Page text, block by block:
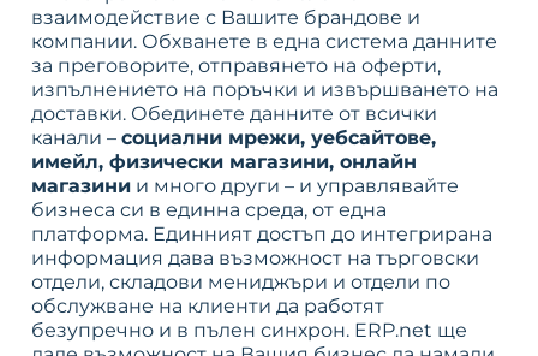
взаимодействие с Вашите брандове и
компании. Обхванете в една система данните
за преговорите, отправянето на оферти,
изпълнението на поръчки и извършването на
доставки. Обединете данните от всички
канали – социални мрежи, уебсайтове,
имейл, физически магазини, онлайн
магазини и много други – и управлявайте
бизнеса си в единна среда, от една
платформа. Единният достъп до интегрирана
информация дава възможност на търговски
отдели, складови мениджъри и отдели по
обслужване на клиенти да работят
безупречно и в пълен синхрон. ERP.net ще